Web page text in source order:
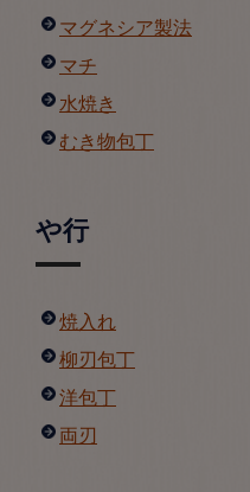
マグネシア製法
マチ
水焼き
むき物包丁
や行
焼入れ
柳刃包丁
洋包丁
両刃